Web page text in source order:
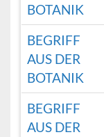
BOTANIK
BEGRIFF
AUS DER
BOTANIK
BEGRIFF
AUS DER